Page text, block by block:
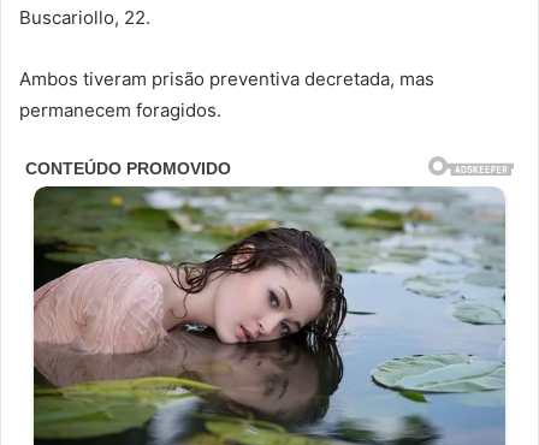
Buscariollo, 22.
Ambos tiveram prisão preventiva decretada, mas
permanecem foragidos.